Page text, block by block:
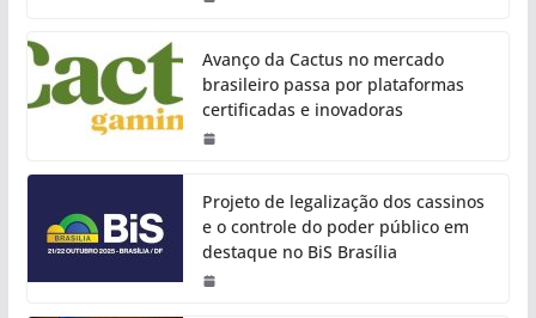
Avanço da Cactus no mercado
brasileiro passa por plataformas
certificadas e inovadoras
Projeto de legalização dos cassinos
e o controle do poder público em
destaque no BiS Brasília